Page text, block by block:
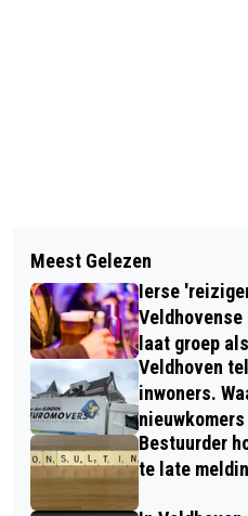
BIJEENKOMST
MANTELZORG IN
VELDHOVEN
MAGIC MIKE IN DE
VELDHOVEN
Meest Gelezen
Ierse
laat groep
Veldhoven
inwoners.
Bestuurder
te late